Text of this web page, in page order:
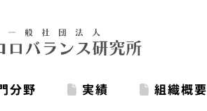
分野 実績 組織概要